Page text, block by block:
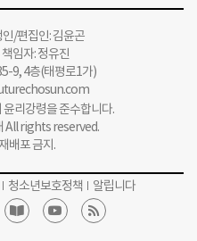
/편집인: 김윤곤
임자: 정유진
9, 4층(태평로1가)
리강령을 준수합니다.
All rights reserved.
배포 금지.
청소년보호정책 알립니다